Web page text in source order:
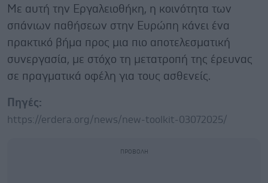
Με αυτή την Εργαλειοθήκη, η κοινότητα των
σπάνιων παθήσεων στην Ευρώπη κάνει ένα
πρακτικό βήμα προς μια πιο αποτελεσματική
συνεργασία, με στόχο τη μετατροπή της έρευνας
σε πραγματικά οφέλη για τους ασθενείς.
Πηγές:
https://erdera.org/news/new-toolkit-03072025/